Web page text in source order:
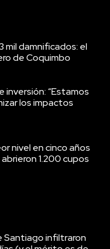
mil damnificados: el
de Coquimbo
inversión: “Estamos
los impactos
nivel en cinco años
1.200 cupos
Santiago infiltraron